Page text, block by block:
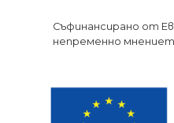
Съфинансирано от
непременно